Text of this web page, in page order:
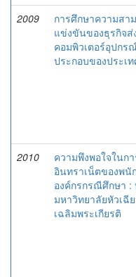
2009
การศึกษาความสา
แข่งขันของธุรกิจส่
คอมพิวเตอร์อุปกร
ประกอบของประเ
2010
ความพึงพอใจในก
อินทราเน็ตของพนั
องค์กรกรณีศึกษา :
มหาวิทยาลัยหัวเฉี
เฉลิมพระเกียรติ